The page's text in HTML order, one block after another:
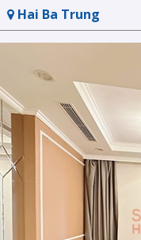
Hai Ba Trung